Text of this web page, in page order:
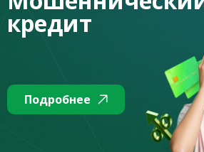
вопросе как оформление кредита?
погашать свою задолженность
https://
vzyat-kredit-v-banke-bez-nezhelatelnyh-
кредит
Подробнее